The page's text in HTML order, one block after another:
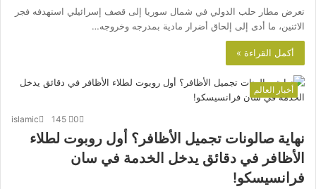
تعرض مطار حلب الدولي في شمال سوريا إلى قصف إسرائيلي استهدفه فجر
الاثنين، ما أدى إلى إلحاق أضرار مادية بمدرجه وخروجه…
أكمل القراءة »
أخبار العالم
islamic 0
نهاية صالونات تجميل الأظافر؟ أول روبوت لطلاء
الأظافر في دقائق يدخل الخدمة في سان
فرانسيسكو!